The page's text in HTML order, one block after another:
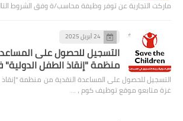
ماركت التجارية عن توفر وظيفة محاسب/ة وفق الشروط
24 أبريل 2025
التسجيل للحصول على
منظمة "إنقاذ الطفل
التسجيل للحصول على المساعدة النقدية من منظمة
غزة متابعو موقع توظيف كوم ، …